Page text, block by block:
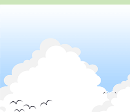
2018年12月
九州・沖縄で女性の社会人に人気のラ
した！
九州・沖縄で女性に人気のランキングで
2018年12月